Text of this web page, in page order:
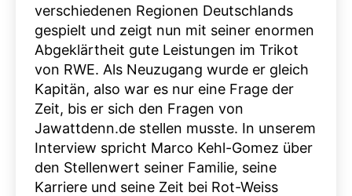
verschiedenen Regionen Deutschlands
gespielt und zeigt nun mit seiner enormen
Abgeklärtheit gute Leistungen im Trikot
von RWE. Als Neuzugang wurde er gleich
Kapitän, also war es nur eine Frage der
Zeit, bis er sich den Fragen von
Jawattdenn.de stellen musste. In unserem
Interview spricht Marco Kehl-Gomez über
den Stellenwert seiner Familie, seine
Karriere und seine Zeit bei Rot-Weiss